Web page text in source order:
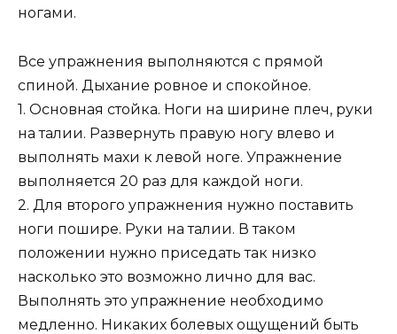
ногами.
Все упражнения выполняются с прямой
спиной. Дыхание ровное и спокойное.
1. Основная стойка. Ноги на ширине плеч, руки
на талии. Развернуть правую ногу влево и
выполнять махи к левой ноге. Упражнение
выполняется 20 раз для каждой ноги.
2. Для второго упражнения нужно поставить
ноги пошире. Руки на талии. В таком
положении нужно приседать так низко
насколько это возможно лично для вас.
Выполнять это упражнение необходимо
медленно. Никаких болевых ощущений быть